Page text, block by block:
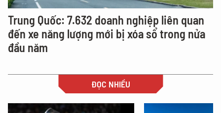
Trung Quốc: 7.632 doanh nghiệp liên quan
đến xe năng lượng mới bị xóa sổ trong nửa
đầu năm
ĐỌC NHIỀU